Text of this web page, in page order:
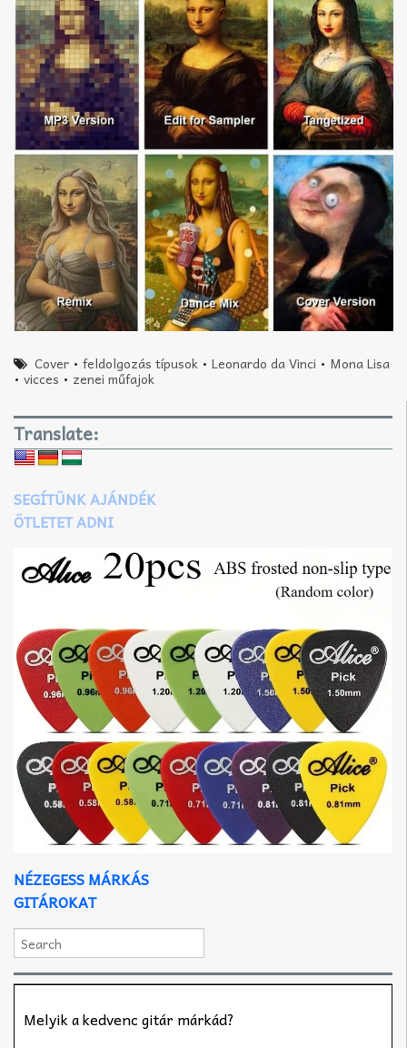
Cover •feldolgozás típusok •Leonardo da Vinci • Mona Lisa
• vicces • zenei műfajok
Translate:
SEGÍTÜNK AJÁNDÉK
ÖTLETET ADNI
NÉZEGESS MÁRKÁS
GITÁROKAT
Melyik a kedvenc gitár márkád?